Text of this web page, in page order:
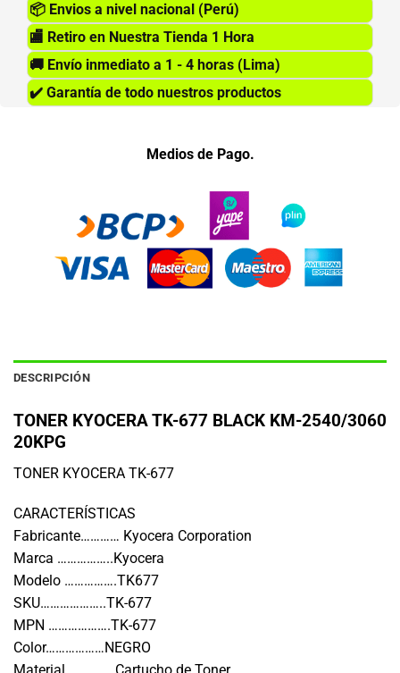
📦 Envios a nivel nacional (Perú)
🏬 Retiro en Nuestra Tienda 1 Hora
🚚 Envío inmediato a 1 - 4 horas (Lima)
✔️ Garantía de todo nuestros productos
Medios de Pago.
DESCRIPCIÓN
TONER KYOCERA TK-677 BLACK KM-2540/3060
20KPG
TONER KYOCERA TK-677
CARACTERÍSTICAS
Fabricante………… Kyocera Corporation
Marca ……………..Kyocera
Modelo …………….TK677
SKU………………..TK-677
MPN ……………….TK-677
Color………………NEGRO